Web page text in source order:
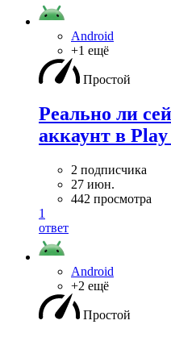
Android
+1 ещё
Простой
Реально ли
аккаунт в Play
2 подписчика
27 июн.
442 просмотра
1
ответ
Android
+2 ещё
Простой